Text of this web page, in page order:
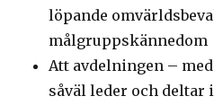
löpande
målgruppskännedom
Att avdelningen –
såväl leder och deltar